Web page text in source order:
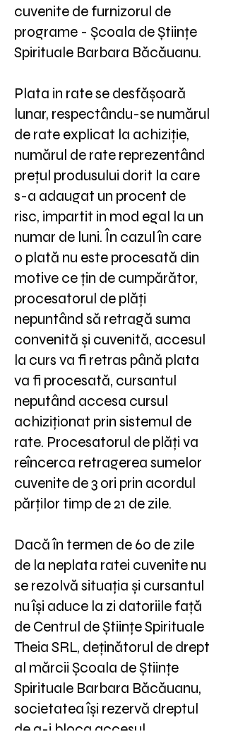
cuvenite de furnizorul de
programe - Școala de Științe
Spirituale Barbara Băcăuanu.
Plata in rate se desfășoară
lunar, respectându-se numărul
de rate explicat la achiziție,
numărul de rate reprezentând
prețul produsului dorit la care
s-a adaugat un procent de
risc, impartit in mod egal la un
numar de luni. În cazul în care
o plată nu este procesată din
motive ce țin de cumpărător,
procesatorul de plăți
nepuntând să retragă suma
convenită și cuvenită, accesul
la curs va fi retras până plata
va fi procesată, cursantul
neputând accesa cursul
achiziționat prin sistemul de
rate. Procesatorul de plăți va
reîncerca retragerea sumelor
cuvenite de 3 ori prin acordul
părților timp de 21 de zile.
Dacă în termen de 60 de zile
de la neplata ratei cuvenite nu
se rezolvă situația și cursantul
nu își aduce la zi datoriile față
de Centrul de Științe Spirituale
Theia SRL, deținătorul de drept
al mărcii Școala de Științe
Spirituale Barbara Băcăuanu,
societatea își rezervă dreptul
de a-i bloca accesul